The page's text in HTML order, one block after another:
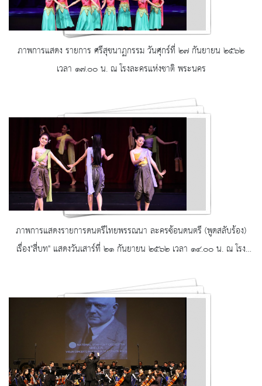
ภาพการแสดง รายการ ศรีสุขนาฏกรรม วันศุกร์ที่ ๒๗ กันยายน ๒๕๖๒
เวลา ๑๗.๐๐ น. ณ โรงละครแห่งชาติ พระนคร
ภาพการแสดงรายการดนตรีไทยพรรณนา ละครซ้อนดนตรี (พูดสลับร้อง)
เรื่อง"สี่บท" แสดงวันเสาร์ที่ ๒๑ กันยายน ๒๕๖๒ เวลา ๑๔.๐๐ น. ณ โรง